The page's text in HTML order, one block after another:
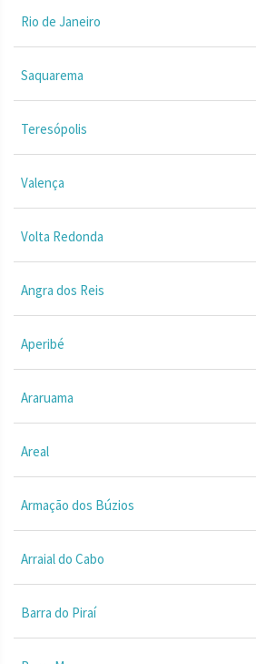
Rio de Janeiro
Saquarema
Teresópolis
Valença
Volta Redonda
Angra dos Reis
Aperibé
Araruama
Areal
Armação dos Búzios
Arraial do Cabo
Barra do Piraí